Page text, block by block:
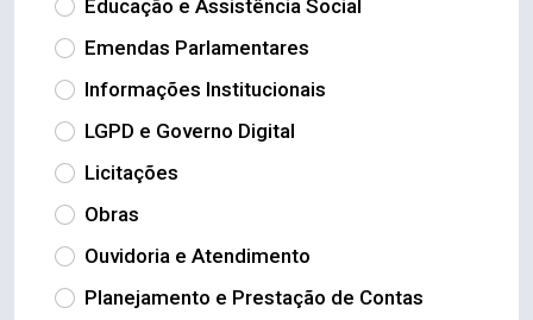
Educação e Assistência Social
Emendas Parlamentares
Informações Institucionais
LGPD e Governo Digital
Licitações
Obras
Ouvidoria e Atendimento
Planejamento e Prestação de Contas